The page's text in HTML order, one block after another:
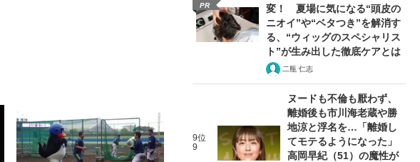
PR
変！ 夏場に気になる“頭皮の
ニオイ”や“ベタつき”を解消す
る、“ウィッグのスペシャリス
ト”が生み出した徹底ケアとは
二瓶 仁志
9位
9
ヌードも不倫も厭わず、
離婚後も市川海老蔵や勝
地涼と浮名を…「離婚し
てモテるようになった」
高岡早紀（51）の魔性が